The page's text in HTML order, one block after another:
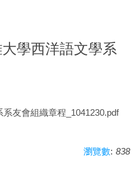
大學西洋語文學系
友會組織章程_1041230.pdf
瀏覽數: 838